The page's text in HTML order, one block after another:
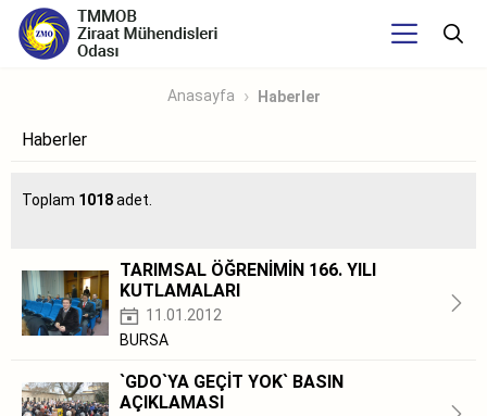
Anasayfa Haberler
Haberler
Toplam 1018adet.
TARIMSAL ÖĞRENİMİN 166. YILI
KUTLAMALARI
11.01.2012
BURSA
`GDO`YA GEÇİT YOK` BASIN
AÇIKLAMASI